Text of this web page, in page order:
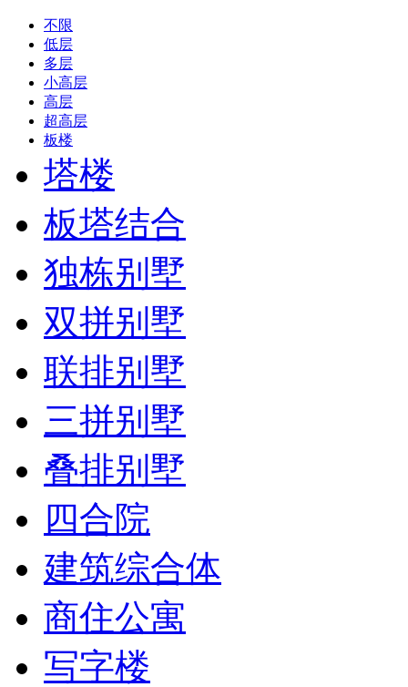
不限
低层
多层
小高层
高层
超高层
板楼
塔楼
板塔结合
独栋别墅
双拼别墅
联排别墅
三拼别墅
叠排别墅
四合院
建筑综合体
商住公寓
写字楼